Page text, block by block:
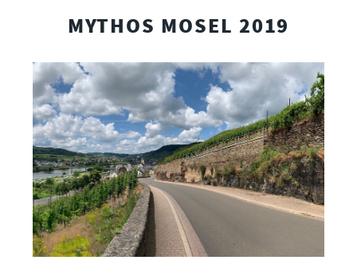
MYTHOS MOSEL 2019